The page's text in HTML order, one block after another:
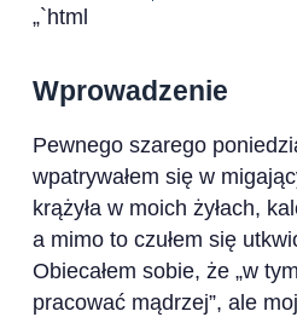
„`html
Wprowadzenie
Pewnego szarego
wpatrywałem się w
krążyła w moich żyłach,
a mimo to czułem się
Obiecałem sobie, że „w
pracować mądrzej”, ale